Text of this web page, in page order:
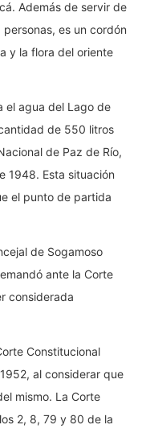
Además de servir de
es un cordón
y la flora del oriente
el agua del Lago de
de 550 litros
de Paz de Río,
1948. Esta situación
el punto de partida
de Sogamoso
ante la Corte
considerada
Constitucional
al considerar que
mismo. La Corte
2, 8, 79 y 80 de la